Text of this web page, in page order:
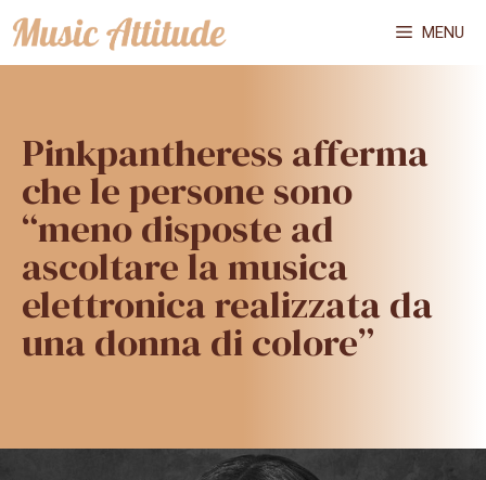
Vai
al
MENU
Pinkpantheress afferma
che le persone sono
“meno disposte ad
ascoltare la musica
elettronica realizzata da
una donna di colore”